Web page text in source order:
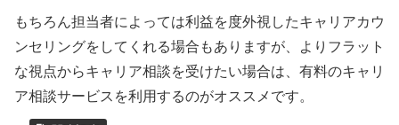
もちろん担当者によっては利益を度外視したキャリアカウ
ンセリングをしてくれる場合もありますが、よりフラット
な視点からキャリア相談を受けたい場合は、有料のキャリ
ア相談サービスを利用するのがオススメです。